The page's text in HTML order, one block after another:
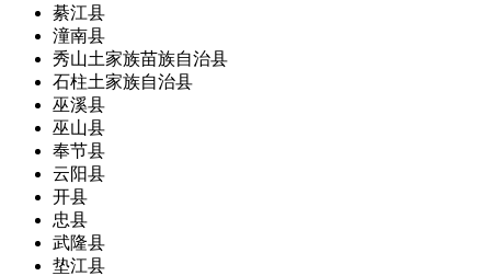
綦江县
潼南县
秀山土家族苗族自治县
石柱土家族自治县
巫溪县
巫山县
奉节县
云阳县
开县
忠县
武隆县
垫江县